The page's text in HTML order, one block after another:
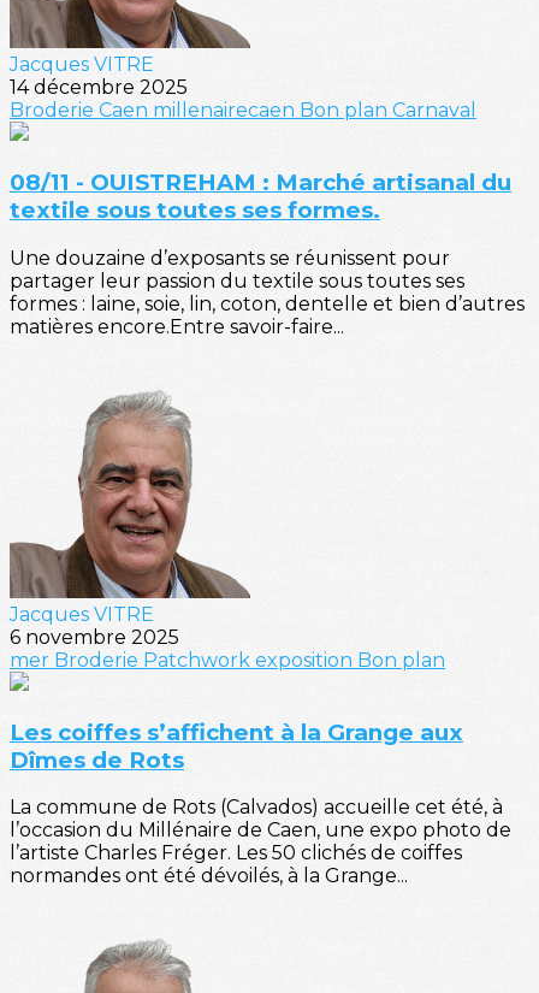
Jacques VITRE
14 décembre 2025
Broderie Caen millenairecaen Bon plan Carnaval
08/11 - OUISTREHAM : Marché artisanal du
textile sous toutes ses formes.
Une douzaine d’exposants se réunissent pour
partager leur passion du textile sous toutes ses
formes : laine, soie, lin, coton, dentelle et bien d’autres
matières encore.Entre savoir-faire...
Jacques VITRE
6 novembre 2025
mer Broderie Patchwork exposition Bon plan
Les coiffes s’affichent à la Grange aux
Dîmes de Rots
La commune de Rots (Calvados) accueille cet été, à
l’occasion du Millénaire de Caen, une expo photo de
l’artiste Charles Fréger. Les 50 clichés de coiffes
normandes ont été dévoilés, à la Grange...